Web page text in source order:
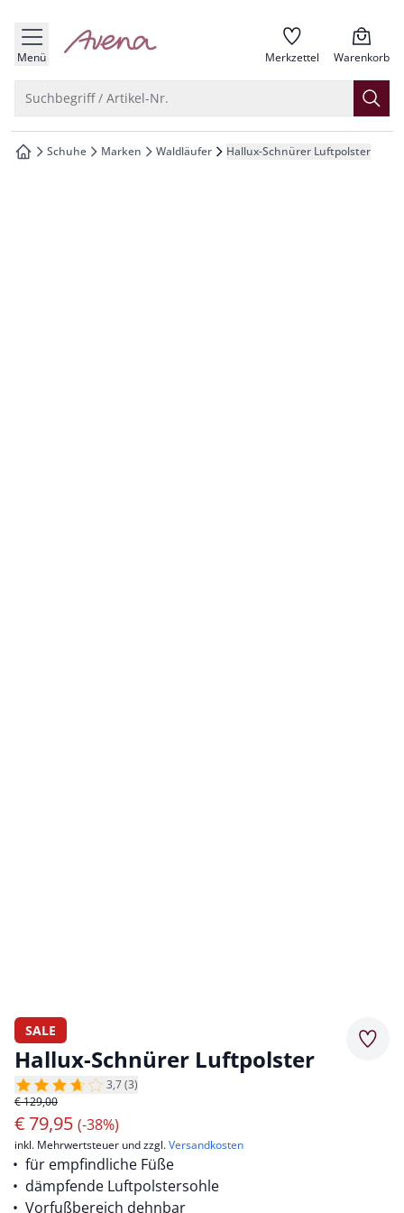
springen
springen
springen
springen
Menü zur Startseite Merkzettel Warenkorb
Suchbegriff / Artikel-Nr.
zur Startseite
Schuhe Marken Waldläufer Hallux-Schnürer Luftpolster
SALE
Hallux-Schnürer Luftpolster
3,7 (3)
€ 129,00
€ 79,95 (-38%)
inkl. Mehrwertsteuer und zzgl.Versandkosten
für empfindliche Füße
dämpfende Luftpolstersohle
Vorfußbereich dehnbar